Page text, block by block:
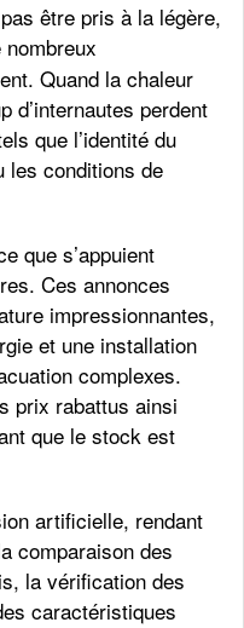
être pris à la légère,
Quand la chaleur
d’internautes perdent
que l’identité du
les conditions de
que s’appuient
Ces annonces
impressionnantes,
et une installation
complexes.
prix rabattus ainsi
que le stock est
artificielle, rendant
comparaison des
la vérification des
caractéristiques